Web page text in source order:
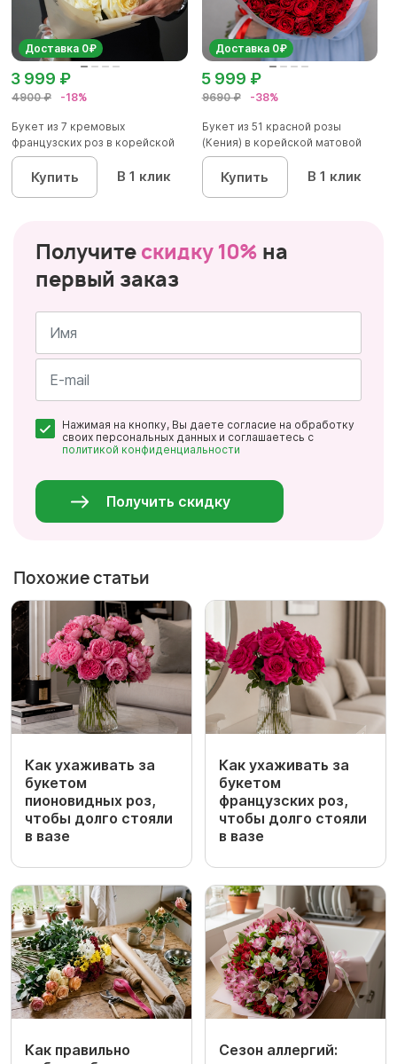
Доставка 0₽
4900 ₽ -18%
3 999 ₽
Букет из 7 кремовых
французских роз в корейской
упаковк...
Купить В 1 клик
Доставка 0₽
9690 ₽ -38%
5 999 ₽
Букет из 51 красной розы
(Кения) в корейской матовой
уп...
Купить В 1 клик
Получите скидку 10% на
первый заказ
Имя
*
Нажимая на кнопку, Вы даете согласие на обработку
своих персональных данных и соглашаетесь с
политикой конфиденциальности
Получить скидку
Похожие статьи
Как ухаживать за
букетом
пионовидных роз,
чтобы долго стояли
в вазе
Как ухаживать за
букетом
французских роз,
чтобы долго стояли
в вазе
Как правильно
Сезон аллергий: